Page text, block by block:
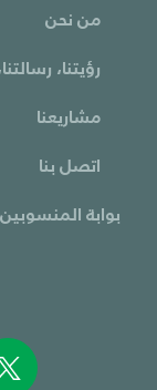
من نحن
رؤيتنا،
مشاريعنا
اتصل بنا
بوابة المنسوبين